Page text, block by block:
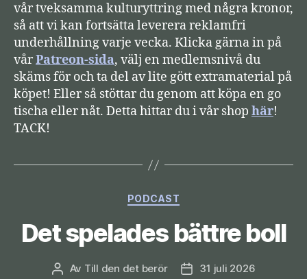
vår tveksamma kulturyttring med några kronor,
så att vi kan fortsätta leverera reklamfri
underhållning varje vecka. Klicka gärna in på
vårPatreon-sida, välj en medlemsnivå du
skäms för och ta del av lite gött extramaterial på
köpet! Eller så stöttar du genom att köpa en go
tischa eller nåt. Detta hittar du i vår shop här!
TACK!
Kategorier
PODCAST
Det spelades bättre boll
Inläggsförfattare
Av Till den det berör Inläggsdatum
31 juli 2026